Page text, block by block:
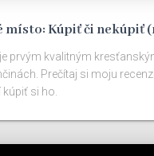
místo: Kúpiť či nekúpiť
prvým kvalitným
Prečítaj si moju
si ho.